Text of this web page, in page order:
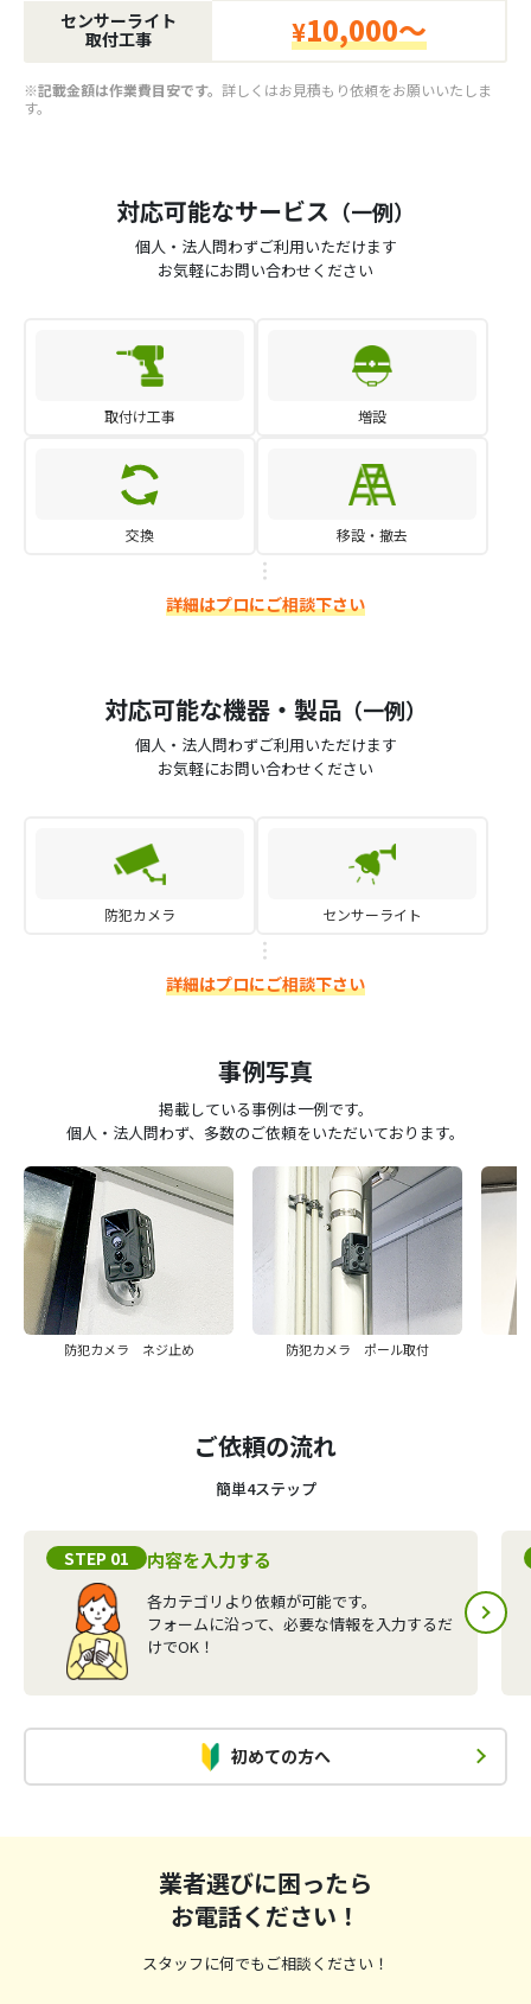
センサーライト
取付工事
¥10,000～
※記載金額は作業費目安です。 詳しくはお見積もり依頼をお願いいたしま
す。
対応可能なサービス （一例）
個人・法人問わずご利用いただけます
お気軽にお問い合わせください
取付け工事 増設
交換 移設・撤去
詳細はプロにご相談下さい
対応可能な機器・製品 （一例）
個人・法人問わずご利用いただけます
お気軽にお問い合わせください
防犯カメラ センサーライト
詳細はプロにご相談下さい
事例写真
掲載している事例は一例です。
個人・法人問わず、多数のご依頼をいただいております。
防犯カメラ ネジ止め 防犯カメラ ポール取付
ご依頼の流れ
簡単4ステップ
STEP 01 内容を入力する
各カテゴリより依頼が可能です。
フォームに沿って、必要な情報を入力するだ
けでOK！
初めての方へ
業者選びに困ったら
お電話ください！
スタッフに何でもご相談ください！